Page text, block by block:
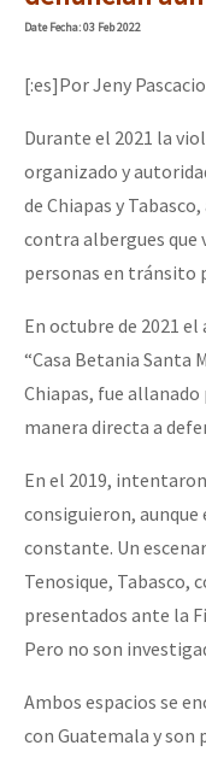
Mundo
Megaproyectos
Migración
Mujeres
Niñxs
ETIQUETAS
MULTIMEDIA
Audio
Video
Otras secciones
Semillero Guerra
la naturaleza bajo
Dia 1: Encontro “Guerra
[CDMX – 20 julio]
Se o México sabe, que
[25 abr – CDMX] Tokín
DateFecha: 03 Feb 2022
[:es]Por Jeny Pascacio
Durante el 2021 la
organizado y
de Chiapas y
contra albergues que
personas en tránsito
En octubre de 2021
“Casa Betania Santa
Chiapas, fue
manera directa a
En el 2019,
consiguieron,
constante. Un
Tenosique, Tabasco,
presentados ante la
Pero no son
Ambos espacios se
con Guatemala y son